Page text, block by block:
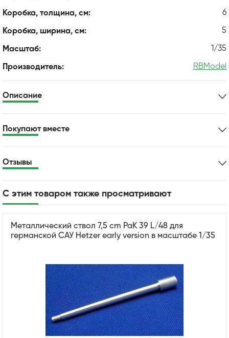
Коробка, толщина, см: 6
Коробка, ширина, см: 5
Масштаб: 1/35
Производитель: RBModel
Описание
Покупают вместе
Отзывы
С этим товаром также просматривают
Металлический ствол 7,5 cm PaK 39 L/48 для
германской САУ Hetzer early version в масштабе 1/35